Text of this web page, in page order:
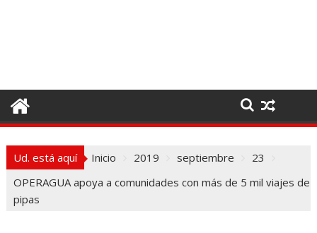
o
t
Ud. está aquí Inicio 2019 septiembre
23
OPERAGUA apoya a comunidades con más de 5 mil viajes de
pipas